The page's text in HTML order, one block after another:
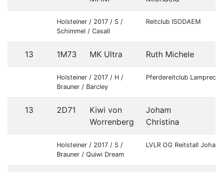
Holsteiner / 2017 / S /
Schimmel / Casall
Reitclub ISODAEM
13 1M73 MK Ultra Ruth Michele
Holsteiner / 2017 / H /
Brauner / Barcley
Pferdereitclub
13 2D71
Kiwi von
Worrenberg
Joham
Christina
Holsteiner / 2017 / S /
Brauner / Quiwi Dream
LVLR OG Reitstall Joham